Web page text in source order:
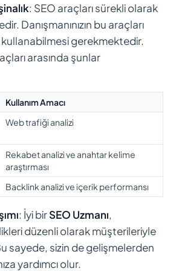
: SEO araçları sürekli olarak
Danışmanınızın bu araçları
gerekmektedir.
arasında şunlar
Kullanım Amacı
Web trafiği analizi
Rekabet analizi ve anahtar kelime
araştırması
Backlink analizi ve içerik performansı
: İyi birSEO Uzmanı,
düzenli olarak müşterileriyle
sayede, sizin de gelişmelerden
yardımcı olur.